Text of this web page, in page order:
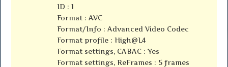
ID : 1
Format : AVC
Format/Info : Advanced Video Codec
Format profile : High@L4
Format settings, CABAC : Yes
Format settings, ReFrames : 5 frames